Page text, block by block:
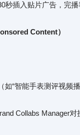
秒插入贴片广告，完
Content）
如“智能手表测评视频
Collabs Manager对